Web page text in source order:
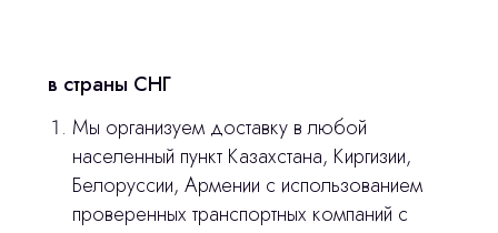
в страны СНГ
Мы организуем доставку в любой
населенный пункт Казахстана, Киргизии,
Белоруссии, Армении с использованием
проверенных транспортных компаний с
Лицензирование
Изготовление хирургических шаблонов
Политика конфиденциальности